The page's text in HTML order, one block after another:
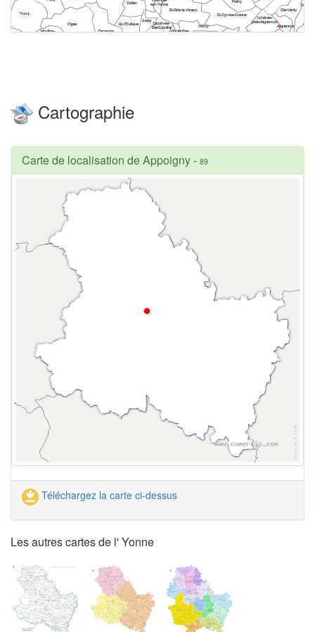
Cartographie
Carte de localisation de Appoigny- 89
Téléchargez la carte ci-dessus
Les autres cartes de l' Yonne